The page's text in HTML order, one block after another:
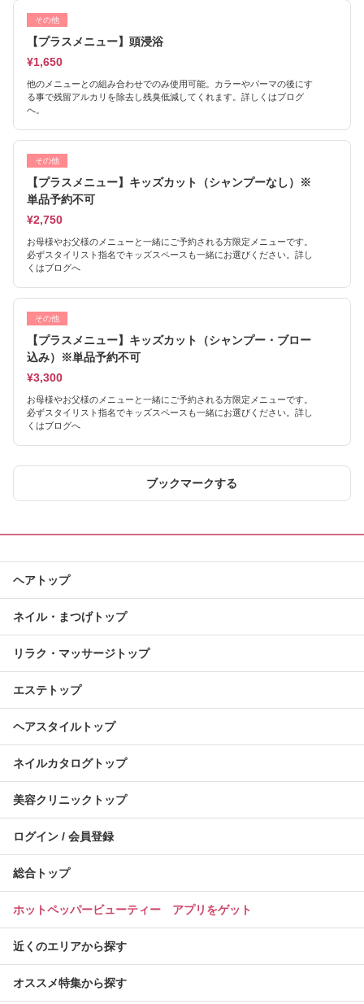
その他
【プラスメニュー】頭浸浴
¥1,650
他のメニューとの組み合わせでのみ使用可能。カラーやパーマの後にす
る事で残留アルカリを除去し残臭低減してくれます。詳しくはブログ
へ。
その他
【プラスメニュー】キッズカット（シャンプーなし）※
単品予約不可
¥2,750
お母様やお父様のメニューと一緒にご予約される方限定メニューです。
必ずスタイリスト指名でキッズスペースも一緒にお選びください。詳し
くはブログへ
その他
【プラスメニュー】キッズカット（シャンプー・ブロー
込み）※単品予約不可
¥3,300
お母様やお父様のメニューと一緒にご予約される方限定メニューです。
必ずスタイリスト指名でキッズスペースも一緒にお選びください。詳し
くはブログへ
ブックマークする
ヘアトップ
ネイル・まつげトップ
リラク・マッサージトップ
エステトップ
ヘアスタイルトップ
ネイルカタログトップ
美容クリニックトップ
ログイン / 会員登録
総合トップ
ホットペッパービューティー アプリをゲット
近くのエリアから探す
オススメ特集から探す